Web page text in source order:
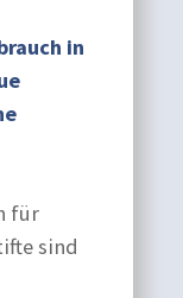
in
für
sind